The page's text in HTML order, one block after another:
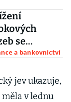
se
ČNB se
kvůli
a bankovnictví
jev ukazuje,
měla v lednu